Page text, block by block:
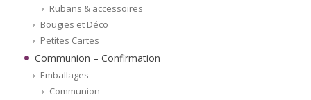
Rubans & accessoires
Bougies et Déco
Petites Cartes
Communion – Confirmation
Emballages
Communion